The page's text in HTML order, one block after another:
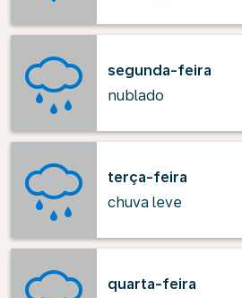
segunda-feira
nublado
terça-feira
chuva leve
quarta-feira